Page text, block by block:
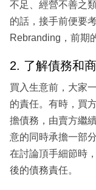
不足、經營不善之
的話，接手前便要
Rebranding，前期
2. 了解債務和
買入生意前，大家
的責任。有時，買
擔債務，由賣方繼
意的同時承擔一部
在討論頂手細節時
後的債務責任。